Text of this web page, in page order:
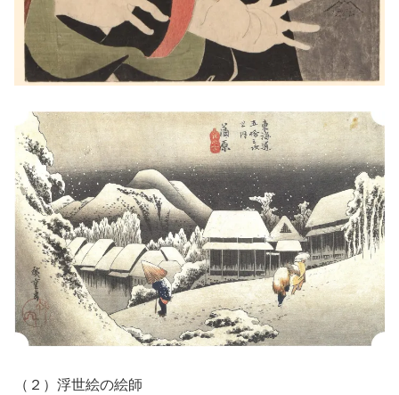
（２）浮世絵の絵師